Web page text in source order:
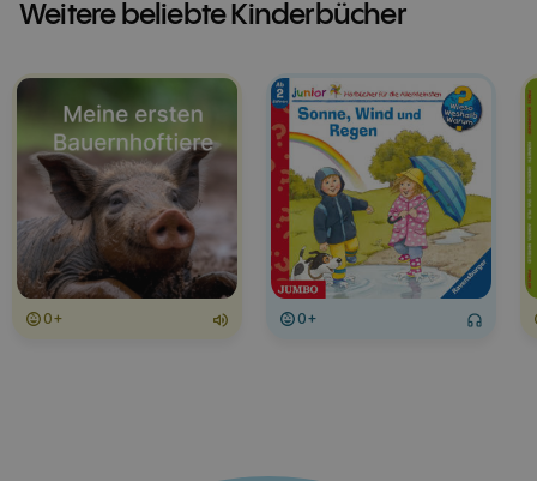
Weitere beliebte Kinderbücher
0+ 0+